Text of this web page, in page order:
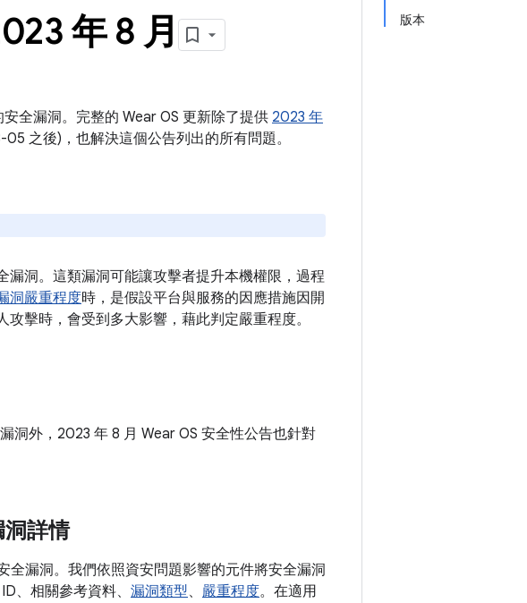
版本
年 8 月
全漏洞。完整的 Wear OS 更新除了提供 2023 年
之後)，也解決這個公告列出的所有問題。
洞。這類漏洞可能讓攻擊者提升本機權限，過程
洞嚴重程度時，是假設平台與服務的因應措施因開
擊時，會受到多大影響，藉此判定嚴重程度。
洞外，2023 年 8 月 Wear OS 安全性公告也針對
詳情
漏洞。我們依照資安問題影響的元件將安全漏洞
、相關參考資料、 漏洞類型、 嚴重程度。在適用